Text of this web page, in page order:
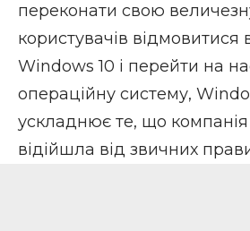
переконати свою
користувачів відмовитися
Windows 10 і перейти на
операційну систему,
ускладнює те, що
відійшла від звичних